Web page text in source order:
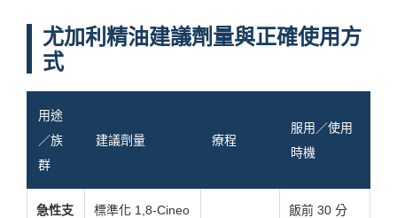
尤加利精油建議劑量與正確使用方
式
用途
／族
群
建議劑量 療程
服用／使用
時機
急性支
標準化 1,8-Cineo
飯前 30 分